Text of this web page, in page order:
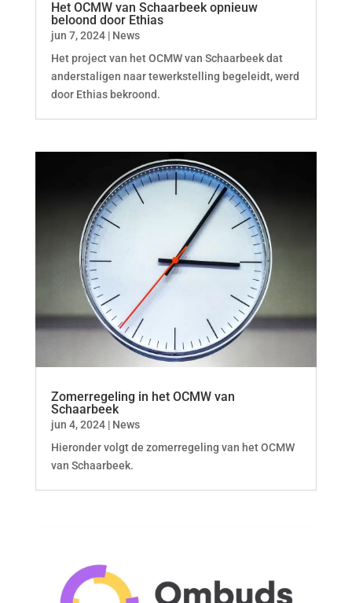
Het OCMW van Schaarbeek opnieuw
beloond door Ethias
jun 7, 2024| News
Het project van het OCMW van Schaarbeek dat
anderstaligen naar tewerkstelling begeleidt, werd
door Ethias bekroond.
Zomerregeling in het OCMW van
Schaarbeek
jun 4, 2024| News
Hieronder volgt de zomerregeling van het OCMW
van Schaarbeek.